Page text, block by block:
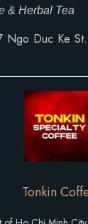
& Herbal Tea
Ngo Duc Ke
Tonkin